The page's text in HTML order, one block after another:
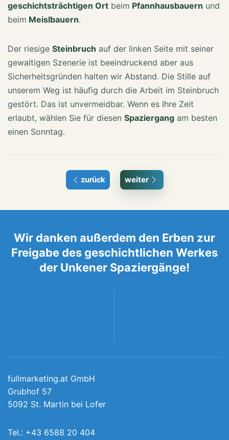
geschichtsträchtigen Ort beim Pfannhausbauern und
beim Meislbauern.
Der riesige Steinbruch auf der linken Seite mit seiner
gewaltigen Szenerie ist beeindruckend aber aus
Sicherheitsgründen halten wir Abstand. Die Stille auf
unserem Weg ist häufig durch die Arbeit im Steinbruch
gestört. Das ist unvermeidbar. Wenn es Ihre Zeit
erlaubt, wählen Sie für diesen Spaziergang am besten
einen Sonntag.
zurück weiter
Wir danken außerdem den Erben zur
Freigabe des geschichtlichen Werkes
der Unkener Spaziergänge!
fullmarketing.at GmbH
Grubhof 57
5092 St. Martin bei Lofer
Tel.: +43 6588 20 404